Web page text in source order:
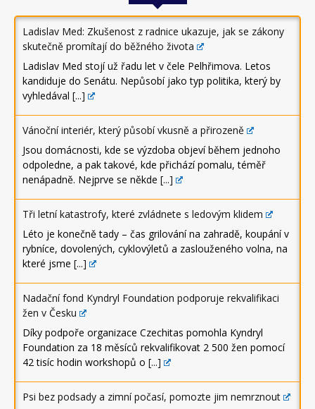
Ladislav Med: Zkušenost z radnice ukazuje, jak se zákony
skutečně promítají do běžného života
Ladislav Med stojí už řadu let v čele Pelhřimova. Letos
kandiduje do Senátu. Nepůsobí jako typ politika, který by
vyhledával [...]
Vánoční interiér, který působí vkusně a přirozeně
Jsou domácnosti, kde se výzdoba objeví během jednoho
odpoledne, a pak takové, kde přichází pomalu, téměř
nenápadně. Nejprve se někde [...]
Tři letní katastrofy, které zvládnete s ledovým klidem
Léto je konečně tady – čas grilování na zahradě, koupání v
rybníce, dovolených, cyklovýletů a zaslouženého volna, na
které jsme [...]
Nadační fond Kyndryl Foundation podporuje rekvalifikaci
žen v Česku
Díky podpoře organizace Czechitas pomohla Kyndryl
Foundation za 18 měsíců rekvalifikovat 2 500 žen pomocí
42 tisíc hodin workshopů o [...]
Psi bez podsady a zimní počasí, pomozte jim nemrznout